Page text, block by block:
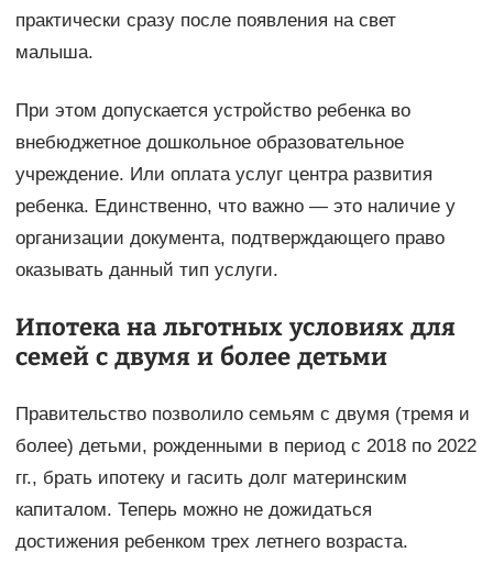
практически сразу после появления на свет
малыша.
При этом допускается устройство ребенка во
внебюджетное дошкольное образовательное
учреждение. Или оплата услуг центра развития
ребенка. Единственно, что важно — это наличие у
организации документа, подтверждающего право
оказывать данный тип услуги.
Ипотека на льготных условиях для
семей с двумя и более детьми
Правительство позволило семьям с двумя (тремя и
более) детьми, рожденными в период с 2018 по 2022
гг., брать ипотеку и гасить долг материнским
капиталом. Теперь можно не дожидаться
достижения ребенком трех летнего возраста.